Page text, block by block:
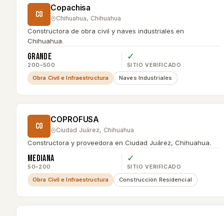
CO
Copachisa
Chihuahua, Chihuahua
Constructora de obra civil y naves industriales en
Chihuahua.
Grande
200–500
✓
SITIO VERIFICADO
Obra Civil e Infraestructura Naves Industriales
CO
COPROFUSA
Ciudad Juárez, Chihuahua
Constructora y proveedora en Ciudad Juárez, Chihuahua.
Mediana
50–200
✓
SITIO VERIFICADO
Obra Civil e Infraestructura Construcción Residencial